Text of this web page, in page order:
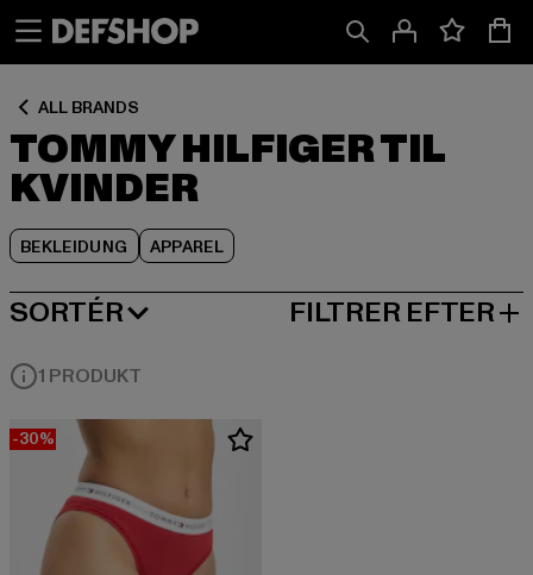
ALL BRANDS
TOMMY HILFIGER TIL
KVINDER
BEKLEIDUNG APPAREL
SORTÉR
MEST POPULÆRE FILTRER EFTER
1 PRODUKT
-30%